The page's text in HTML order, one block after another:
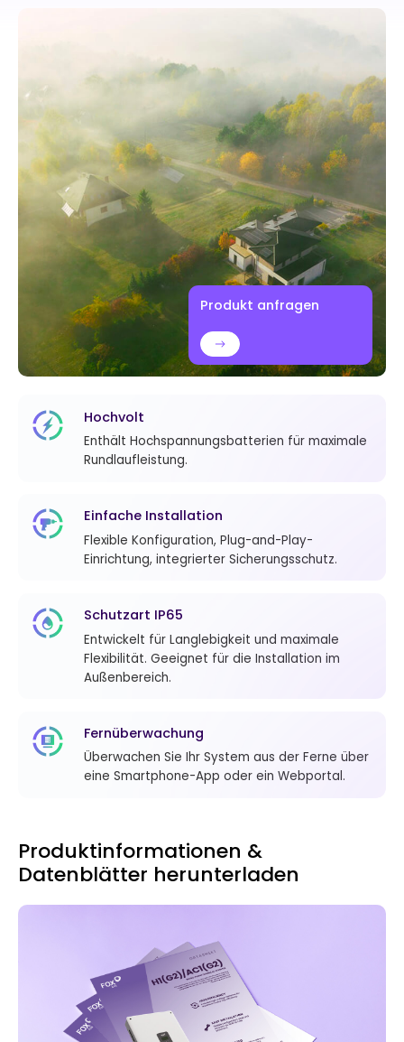
Produkt anfragen
Hochvolt
Enthält Hochspannungsbatterien für maximale
Rundlaufleistung.
Einfache Installation
Flexible Konfiguration, Plug-and-Play-
Einrichtung, integrierter Sicherungsschutz.
Schutzart IP65
Entwickelt für Langlebigkeit und maximale
Flexibilität. Geeignet für die Installation im
Außenbereich.
Fernüberwachung
Überwachen Sie Ihr System aus der Ferne über
eine Smartphone-App oder ein Webportal.
Produktinformationen &
Datenblätter herunterladen